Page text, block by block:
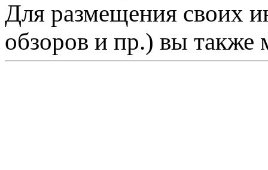
Для размещения своих
обзоров и пр.) вы также